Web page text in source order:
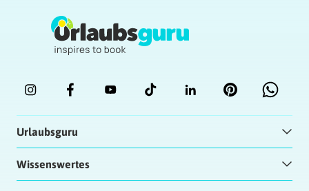
Urlaubsguru
Wissenswertes